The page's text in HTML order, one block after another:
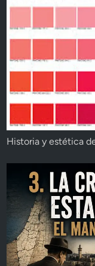
Historia y estética